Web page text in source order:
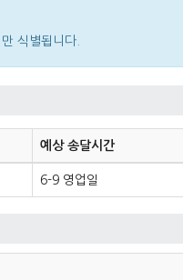
식별됩니다.
예상 송달시간
6-9 영업일